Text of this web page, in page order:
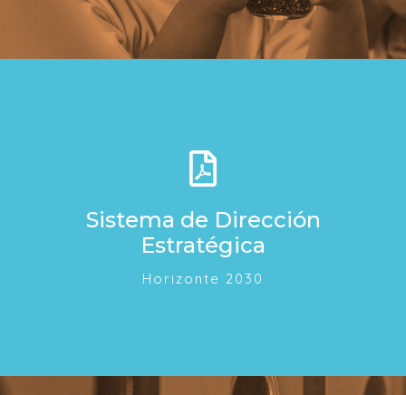
Sistema de Dirección
Estratégica
Horizonte 2030